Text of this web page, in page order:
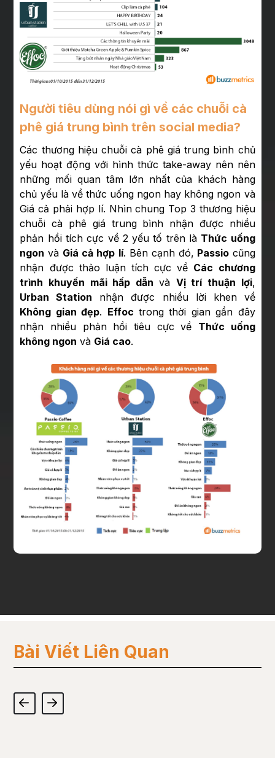
Người tiêu dùng nói gì về các chuỗi cà
phê giá trung bình trên social media?
Các thương hiệu chuỗi cà phê giá trung bình chủ
yếu hoạt động với hình thức take-away nên nên
những mối quan tâm lớn nhất của khách hàng
chủ yếu là về thức uống ngon hay không ngon và
Giá cả phải hợp lí. Nhìn chung Top 3 thương hiệu
chuỗi cà phê giá trung bình nhận được nhiều
phản hồi tích cực về 2 yếu tố trên là Thức uống
ngon và Giá cả hợp lí. Bên cạnh đó, Passiocũng
nhận được thảo luận tích cực về Các chương
trình khuyến mãi hấp dẫn và Vị trí thuận lợi,
Urban Station nhận được nhiều lời khen về
Không gian đẹp. Effoc trong thời gian gần đây
nhận nhiều phản hồi tiêu cực về Thức uống
không ngon và Giá cao.
Bài Viết Liên Quan